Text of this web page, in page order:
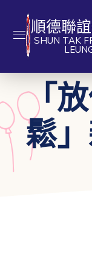
順德聯
SHUN TAK
「
鬆